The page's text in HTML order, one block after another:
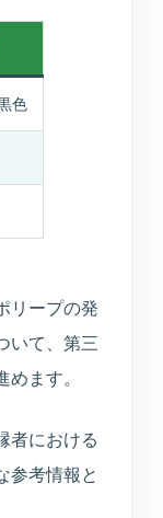
色
リープの発
いて、第三
ます。
者における
参考情報と